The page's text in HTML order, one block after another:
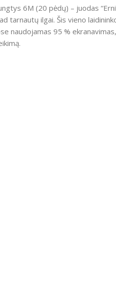
6M (20 pėdų) – juodas
tarnautų ilgai. Šis vieno
naudojamas 95 %